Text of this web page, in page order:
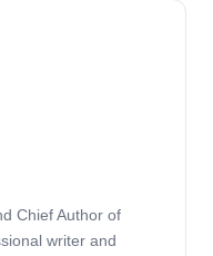
Chief Author of
writer and